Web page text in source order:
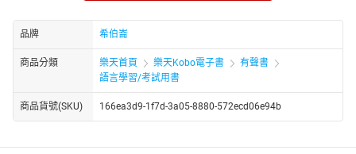
混合題型：經典故事 希臘與北歐神話經久的影響力
建築與美學：仿生建築 受大自然啟發的設計
CNN主播教你說英語：用科技提升籃球技能
環境保護：氣候變遷始料未及的影響
人物側寫：莎賓娜．卡本特 新生代樂壇小天后
品牌 希伯崙
商品分類 樂天首頁 樂天Kobo電子書
有聲書
語言學習/考試用書
商品貨號(SKU) 166ea3d9-1f7d-3a05-8880-572ecd06e94b